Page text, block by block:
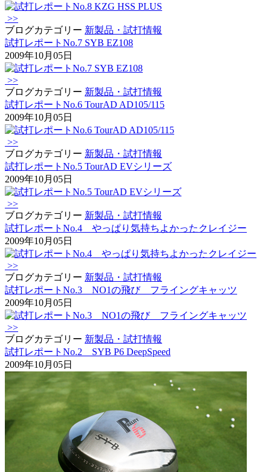
>>
ブログカテゴリー 新製品・試打情報
試打レポートNo.7 SYB EZ108
2009年10月05日
>>
ブログカテゴリー 新製品・試打情報
試打レポートNo.6 TourAD AD105/115
2009年10月05日
>>
ブログカテゴリー 新製品・試打情報
試打レポートNo.5 TourAD EVシリーズ
2009年10月05日
>>
ブログカテゴリー 新製品・試打情報
試打レポートNo.4 やっぱり気持ちよかったクレイジー
2009年10月05日
>>
ブログカテゴリー 新製品・試打情報
試打レポートNo.3 NO1の飛び フライングキャッツ
2009年10月05日
>>
ブログカテゴリー 新製品・試打情報
試打レポートNo.2 SYB P6 DeepSpeed
2009年10月05日